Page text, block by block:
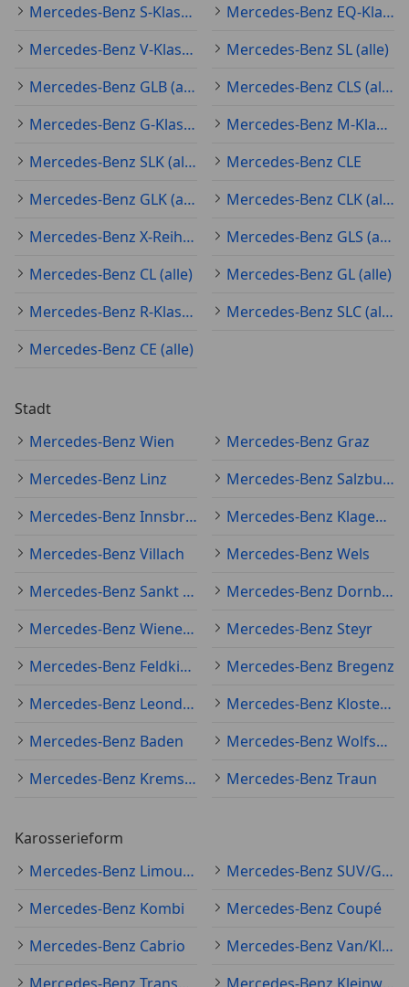
Mercedes-Benz S-Klasse (alle)
Mercedes-Benz EQ-Klasse (alle)
Mercedes-Benz V-Klasse (alle)
Mercedes-Benz SL (alle)
Mercedes-Benz GLB (alle)
Mercedes-Benz CLS (alle)
Mercedes-Benz G-Klasse (alle)
Mercedes-Benz M-Klasse (alle)
Mercedes-Benz SLK (alle)
Mercedes-Benz CLE
Mercedes-Benz GLK (alle)
Mercedes-Benz CLK (alle)
Mercedes-Benz X-Reihe (alle)
Mercedes-Benz GLS (alle)
Mercedes-Benz CL (alle)
Mercedes-Benz GL (alle)
Mercedes-Benz R-Klasse (alle)
Mercedes-Benz SLC (alle)
Mercedes-Benz CE (alle)
Stadt
Mercedes-Benz Wien
Mercedes-Benz Graz
Mercedes-Benz Linz
Mercedes-Benz Salzburg
Mercedes-Benz Innsbruck
Mercedes-Benz Klagenfurt am Wörthersee
Mercedes-Benz Villach
Mercedes-Benz Wels
Mercedes-Benz Sankt Pölten
Mercedes-Benz Dornbirn
Mercedes-Benz Wiener Neustadt
Mercedes-Benz Steyr
Mercedes-Benz Feldkirch
Mercedes-Benz Bregenz
Mercedes-Benz Leonding
Mercedes-Benz Klosterneuburg
Mercedes-Benz Baden
Mercedes-Benz Wolfsberg
Mercedes-Benz Krems an der Donau
Mercedes-Benz Traun
Karosserieform
Mercedes-Benz Limousine
Mercedes-Benz SUV/Geländewagen/Pickup
Mercedes-Benz Kombi
Mercedes-Benz Coupé
Mercedes-Benz Cabrio
Mercedes-Benz Van/Kleinbus